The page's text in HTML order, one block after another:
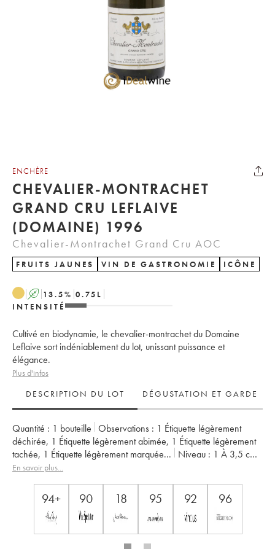
ENCHÈRE
CHEVALIER-MONTRACHET
GRAND CRU LEFLAIVE
(DOMAINE) 1996
Chevalier-Montrachet Grand Cru AOC
FRUITS JAUNES VIN DE GASTRONOMIE ICÔNE
A 13.5% 0.75 L
INTENSITÉ
Cultivé en biodynamie, le chevalier-montrachet du Domaine
Leflaive sort indéniablement du lot, unissant puissance et
élégance.
Plus d'infos
DESCRIPTION DU LOT
DÉGUSTATION ET GARDE
Quantité : 1 bouteille Observations : 1 Étiquette légèrement
déchirée, 1 Étiquette légèrement abimée, 1 Étiquette légèrement
tachée, 1 Étiquette légèrement marquée... Niveau : 1 À 3,5 cm
Provenance :
Classement :
Grand Cru Propriétaire : Leflaive (Domaine)
En savoir plus...
94+ 90 18 95 92 96